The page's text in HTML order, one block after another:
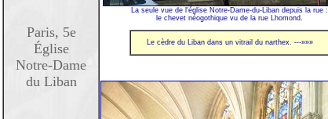
Paris, 5e
Église
Notre-Dame
du Liban
La seule vue de l'église Notre-Dame-du-Liban depuis la rue :
le chevet néogothique vu de la rue Lhomond.
Le cèdre du Liban dans un vitrail du narthex. ---»»»